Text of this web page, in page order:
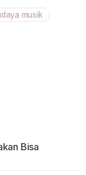
musik
Bisa